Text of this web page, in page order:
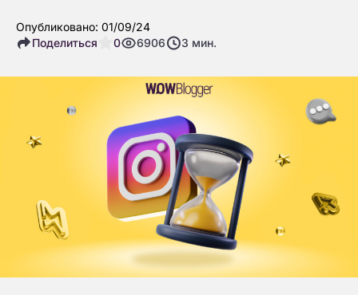
Опубликовано: 01/09/24
Поделиться
0 6906 3 мин.